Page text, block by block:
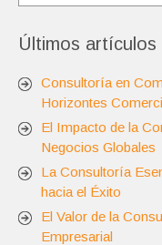
Últimos artículos
Consultoría en
Horizontes
El Impacto de la
Negocios Globales
La Consultoría
hacia el Éxito
El Valor de la
Empresarial